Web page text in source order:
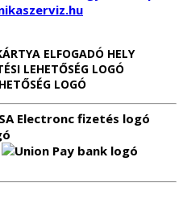
ELFOGADÓ HELY